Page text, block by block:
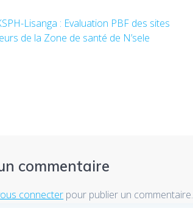
Lisanga : Evaluation PBF des sites
de la Zone de santé de N’sele
commentaire
connecter pour publier un commentaire.